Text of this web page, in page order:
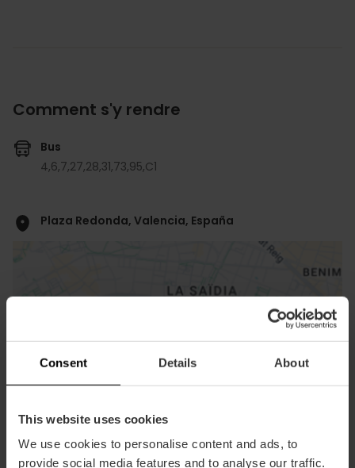
Consent Details About
This website uses cookies
We use cookies to personalise content and ads, to
provide social media features and to analyse our traffic.
Comment s'y rendre
Bus
4,6,7,27,28,31,73,95,C1
Plaza Redonda, Valencia, España
Voir la carte